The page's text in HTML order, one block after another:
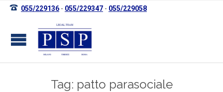
 055/229136 - 055/229347 - 055/229058
Tag: patto parasociale